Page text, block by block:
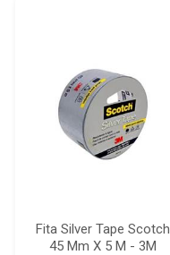
Fita Silver Tape Scotch
45 Mm X 5 M - 3M